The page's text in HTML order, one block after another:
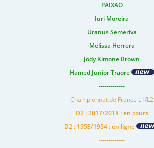
PAIXAO
Iuri Moreira
Uranus Semeriva
Melissa Herrera
Jody Kimone Brown
Hamed Junior Traore
-------------
Championnat de France L1/L2
D2 : 2017/2018 : en cours
D2 : 1953/1954 : en ligne
-------------